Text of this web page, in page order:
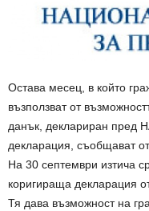
Остава месец, в който
възползват от
данък, деклариран пред
декларация, съобщават
На 30 септември изтича
коригираща декларация
Тя дава възможност на